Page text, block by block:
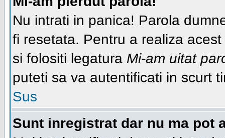
Nu intrati in panica! Parola
fi resetata. Pentru a realiza
si folositi legatura Mi-am uitat
puteti sa va autentificati in scurt
Sus
Sunt inregistrat dar nu ma pot